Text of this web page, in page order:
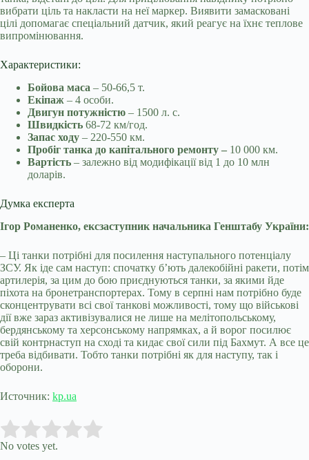
вибрати ціль та накласти на неї маркер. Виявити замасковані
цілі допомагає спеціальний датчик, який реагує на їхнє теплове
випромінювання.
Характеристики:
Бойова маса – 50-66,5 т.
Екіпаж – 4 особи.
Двигун потужністю – 1500 л. с.
Швидкість 68-72 км/год.
Запас ходу – 220-550 км.
Пробіг танка до капітального ремонту – 10 000 км.
Вартість – залежно від модифікації від 1 до 10 млн
доларів.
Думка експерта
Ігор Романенко, ексзаступник начальника Генштабу України:
– Ці танки потрібні для посилення наступального потенціалу
ЗСУ. Як іде сам наступ: спочатку б’ють далекобійні ракети, потім
артилерія, за цим до бою приєднуються танки, за якими йде
піхота на бронетранспортерах. Тому в серпні нам потрібно буде
сконцентрувати всі свої танкові можливості, тому що військові
дії вже зараз активізувалися не лише на мелітопольському,
бердянському та херсонському напрямках, а й ворог посилює
свій контрнаступ на сході та кидає свої сили під Бахмут. А все це
треба відбивати. Тобто танки потрібні як для наступу, так і
оборони.
Источник: kp.ua
Rate this item:
No votes yet.